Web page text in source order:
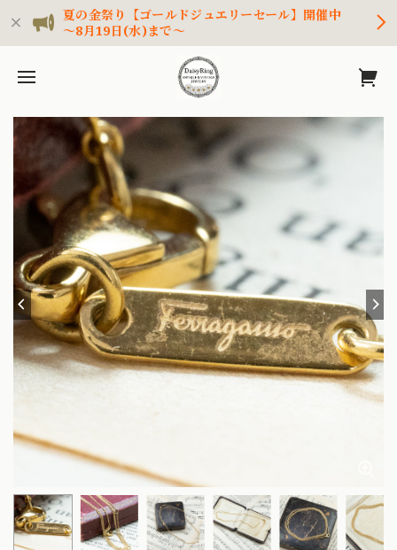
夏の金祭り【ゴールドジュエリーセール】開催中
～8月19日(水)まで～